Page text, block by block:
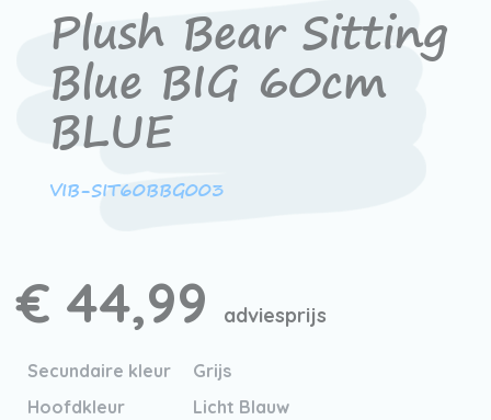
Plush Bear Sitting
Blue BIG 60cm
BLUE
VIB-SIT60BBG003
€ 44,99 adviesprijs
Secundaire kleur
Grijs
Hoofdkleur
Licht Blauw